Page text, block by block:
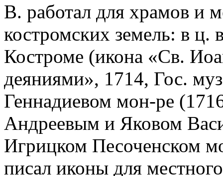
В. работал для храмов и
костромских земель: в ц.
Костроме (икона «Св.
деяниями», 1714, Гос.
Геннадиевом мон-ре
Андреевым и Яковом
Игрицком Песоченском
писал иконы для